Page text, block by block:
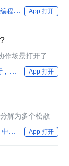
的可取的属性。
现，对于这一类
编程语言 框架 多云
App 打开
场景打开了大
别强调了部分
企业动态App 打开
解为多个松散而
中间件 编程语言
App 打开